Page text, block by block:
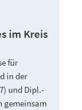
im Kreis
für
in der
und Dipl.-
gemeinsam